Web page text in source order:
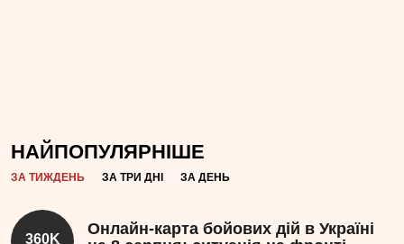
НАЙПОПУЛЯРНІШЕ
ЗА ТИЖДЕНЬ ЗА ТРИ ДНІ ЗА ДЕНЬ
360K
Онлайн-карта бойових дій в Україні